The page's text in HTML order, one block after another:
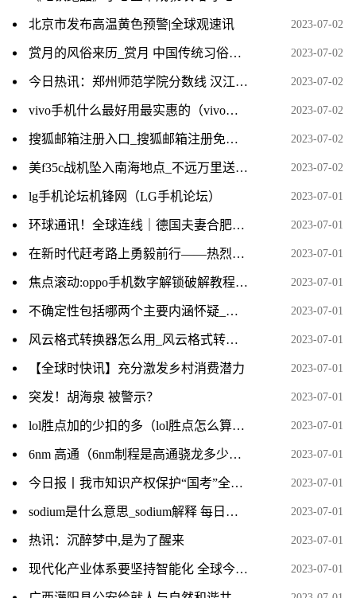
北京市发布高温黄色预警|全球观速讯 2023-07-02
赏月的风俗来历_赏月 中国传统习俗相关内容简介介绍 2023-07-02
今日热讯：郑州师范学院分数线 汉江师范学院分数线 2023-07-02
vivo手机什么最好用最实惠的（vivo手机什么最好用最实惠）-世界微资讯 2023-07-02
搜狐邮箱注册入口_搜狐邮箱注册免费注册-新动态 2023-07-02
美f35c战机坠入南海地点_不远万里送人头_热门看点 2023-07-02
lg手机论坛机锋网（LG手机论坛） 2023-07-01
环球通讯！全球连线｜德国夫妻合肥安家：把家乡味道带到中国来 2023-07-01
在新时代赶考路上勇毅前行——热烈庆祝中国共产党成立102周年 世界热闻 2023-07-01
焦点滚动:oppo手机数字解锁破解教程_oppo手机数字密码破解 2023-07-01
不确定性包括哪两个主要内涵怀疑_不确定性包括哪两个主要内涵 2023-07-01
风云格式转换器怎么用_风云格式转换器 2023-07-01
【全球时快讯】充分激发乡村消费潜力 2023-07-01
突发！胡海泉 被警示？ 2023-07-01
lol胜点加的少扣的多（lol胜点怎么算） 天天快资讯 2023-07-01
6nm 高通（6nm制程是高通骁龙多少）-当前关注 2023-07-01
今日报丨我市知识产权保护“国考”全省第一 2023-07-01
sodium是什么意思_sodium解释 每日速递 2023-07-01
热讯：沉醉梦中,是为了醒来 2023-07-01
现代化产业体系要坚持智能化 全球今热点 2023-07-01